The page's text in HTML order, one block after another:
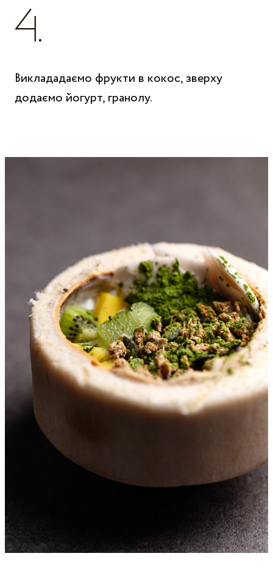
Виклададаємо фрукти в кокос, зверху
додаємо йогурт, гранолу.